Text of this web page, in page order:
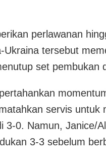
perlawanan
Ukraina tersebut
set pembukan
servis untuk
3-0. Namun, Janice/
3-3 sebelum